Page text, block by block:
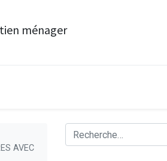
ménager
AVEC